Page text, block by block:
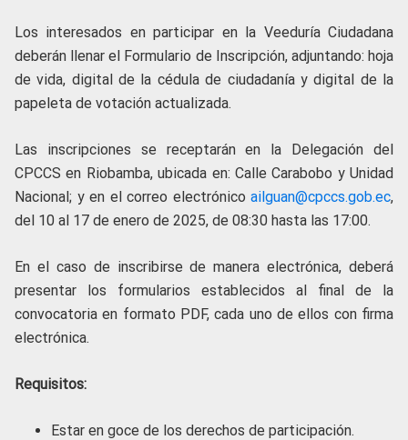
Los interesados en participar en la Veeduría Ciudadana
deberán llenar el Formulario de Inscripción, adjuntando: hoja
de vida, digital de la cédula de ciudadanía y digital de la
papeleta de votación actualizada.
Las inscripciones se receptarán en la Delegación del
CPCCS en Riobamba, ubicada en: Calle Carabobo y Unidad
Nacional; y en el correo electrónico ailguan@cpccs.gob.ec,
del 10 al 17 de enero de 2025, de 08:30 hasta las 17:00.
En el caso de inscribirse de manera electrónica, deberá
presentar los formularios establecidos al final de la
convocatoria en formato PDF, cada uno de ellos con firma
electrónica.
Requisitos:
Estar en goce de los derechos de participación.